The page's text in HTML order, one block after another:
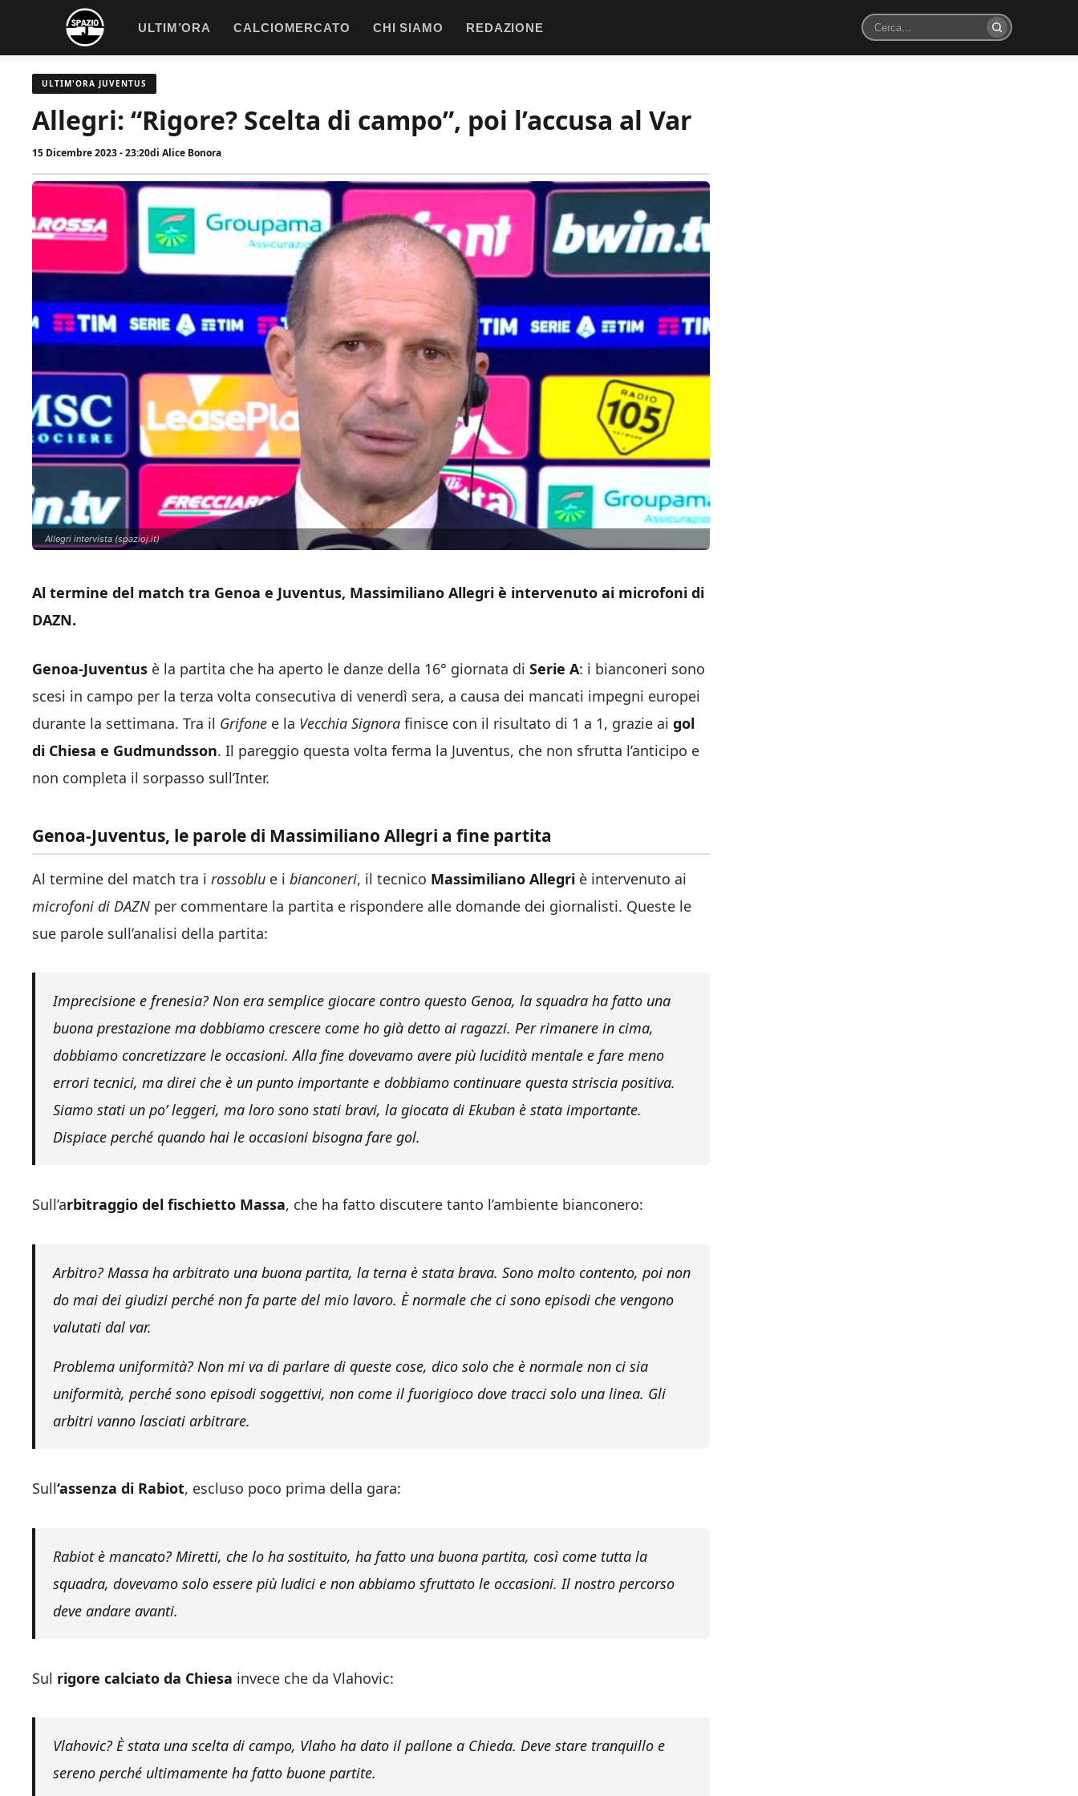
contenuto
ULTIM’ORA CALCIOMERCATO CHI SIAMO REDAZIONE
Cerca
ULTIM'ORA JUVENTUS
Allegri: “Rigore? Scelta di campo”, poi l’accusa al Var
15 Dicembre 2023 - 23:20di Alice Bonora
Allegri intervista (spazioj.it)
Al termine del match tra Genoa e Juventus, Massimiliano Allegri è intervenuto ai microfoni di
DAZN.
Genoa-Juventus è la partita che ha aperto le danze della 16° giornata di Serie A: i bianconeri sono
scesi in campo per la terza volta consecutiva di venerdì sera, a causa dei mancati impegni europei
durante la settimana. Tra il Grifone e la Vecchia Signora finisce con il risultato di 1 a 1, grazie ai gol
di Chiesa e Gudmundsson. Il pareggio questa volta ferma la Juventus, che non sfrutta l’anticipo e
non completa il sorpasso sull’Inter.
Genoa-Juventus, le parole di Massimiliano Allegri a fine partita
Al termine del match tra i rossoblu e i bianconeri, il tecnico Massimiliano Allegri è intervenuto ai
microfoni di DAZN per commentare la partita e rispondere alle domande dei giornalisti. Queste le
sue parole sull’analisi della partita:
Imprecisione e frenesia? Non era semplice giocare contro questo Genoa, la squadra ha fatto una
buona prestazione ma dobbiamo crescere come ho già detto ai ragazzi. Per rimanere in cima,
dobbiamo concretizzare le occasioni. Alla fine dovevamo avere più lucidità mentale e fare meno
errori tecnici, ma direi che è un punto importante e dobbiamo continuare questa striscia positiva.
Siamo stati un po’ leggeri, ma loro sono stati bravi, la giocata di Ekuban è stata importante.
Dispiace perché quando hai le occasioni bisogna fare gol.
Sull’arbitraggio del fischietto Massa, che ha fatto discutere tanto l’ambiente bianconero:
Arbitro? Massa ha arbitrato una buona partita, la terna è stata brava. Sono molto contento, poi non
do mai dei giudizi perché non fa parte del mio lavoro. È normale che ci sono episodi che vengono
valutati dal var.
Problema uniformità? Non mi va di parlare di queste cose, dico solo che è normale non ci sia
uniformità, perché sono episodi soggettivi, non come il fuorigioco dove tracci solo una linea. Gli
arbitri vanno lasciati arbitrare.
Sull‘assenza di Rabiot, escluso poco prima della gara:
Rabiot è mancato? Miretti, che lo ha sostituito, ha fatto una buona partita, così come tutta la
squadra, dovevamo solo essere più ludici e non abbiamo sfruttato le occasioni. Il nostro percorso
deve andare avanti.
Sul rigore calciato da Chiesa invece che da Vlahovic:
Vlahovic? È stata una scelta di campo, Vlaho ha dato il pallone a Chieda. Deve stare tranquillo e
sereno perché ultimamente ha fatto buone partite.